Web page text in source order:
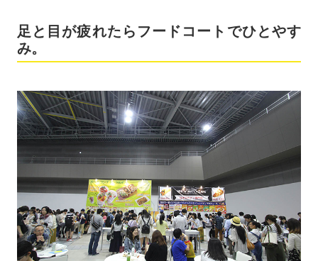
足と目が疲れたらフードコートでひとやす
み。